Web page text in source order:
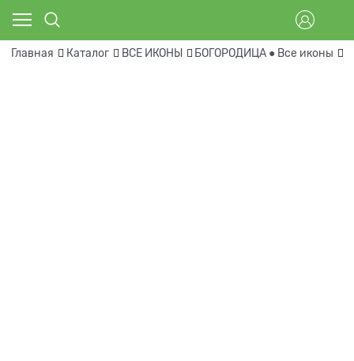
Главная Каталог ВСЕ ИКОНЫ БОГОРОДИЦА ● Все иконы